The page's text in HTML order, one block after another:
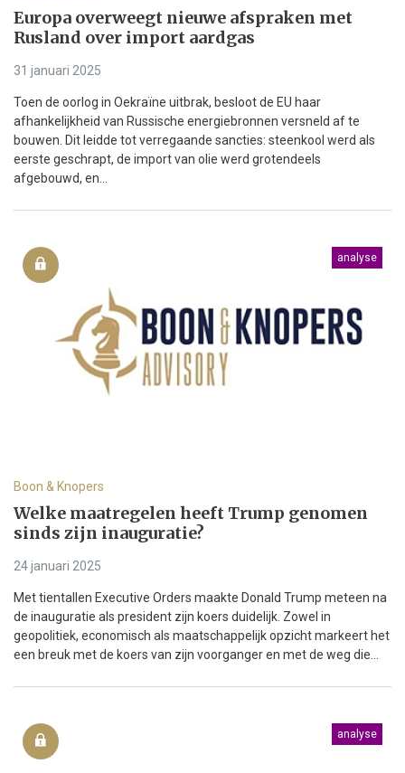
Europa overweegt nieuwe afspraken met
Rusland over import aardgas
31 januari 2025
Toen de oorlog in Oekraïne uitbrak, besloot de EU haar
afhankelijkheid van Russische energiebronnen versneld af te
bouwen. Dit leidde tot verregaande sancties: steenkool werd als
eerste geschrapt, de import van olie werd grotendeels
afgebouwd, en...
analyse
Boon & Knopers
Welke maatregelen heeft Trump genomen
sinds zijn inauguratie?
24 januari 2025
Met tientallen Executive Orders maakte Donald Trump meteen na
de inauguratie als president zijn koers duidelijk. Zowel in
geopolitiek, economisch als maatschappelijk opzicht markeert het
een breuk met de koers van zijn voorganger en met de weg die...
analyse